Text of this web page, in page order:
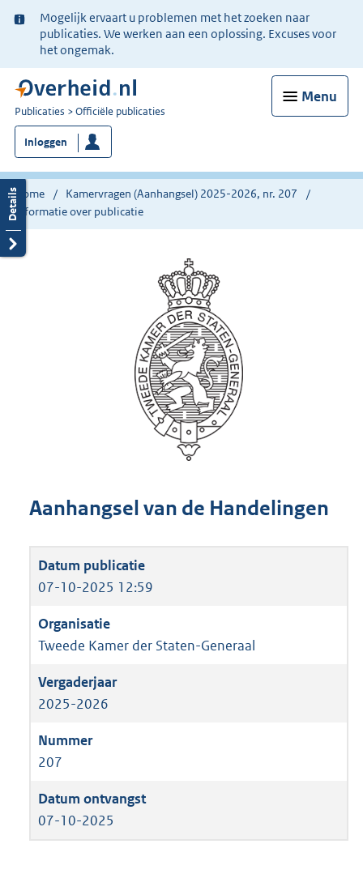
Ter
informatie:
Mogelijk ervaart u problemen met het zoeken naar
publicaties. We werken aan een oplossing. Excuses voor
het ongemak.
Menu
U
bent
nu
hier:
Publicaties Officiële publicaties
Inloggen
Home
Kamervragen (Aanhangsel) 2025-2026, nr. 207
Informatie over publicatie
Aanhangsel van de Handelingen
07-10-2025 12:59
Tweede Kamer der Staten-Generaal
2025-2026
207
07-10-2025